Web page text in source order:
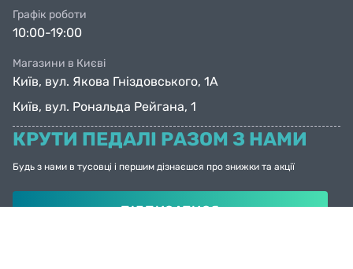
Графік роботи
10:00-19:00
Магазини в Києві
Київ, вул. Якова Гніздовського, 1А
Київ, вул. Рональда Рейгана, 1
КРУТИ ПЕДАЛІ РАЗОМ З НАМИ
Будь з нами в тусовці і першим дізнаєшся про знижки та акції
ПІДПИСАТИСЯ